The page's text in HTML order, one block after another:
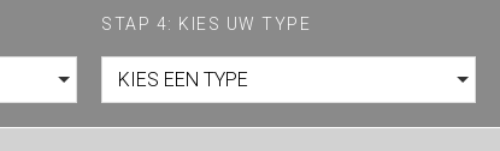
STAP 4: KIES UW TYPE
KIES EEN TYPE